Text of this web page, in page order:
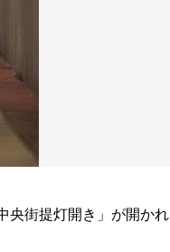
央街提灯開き」が開かれ